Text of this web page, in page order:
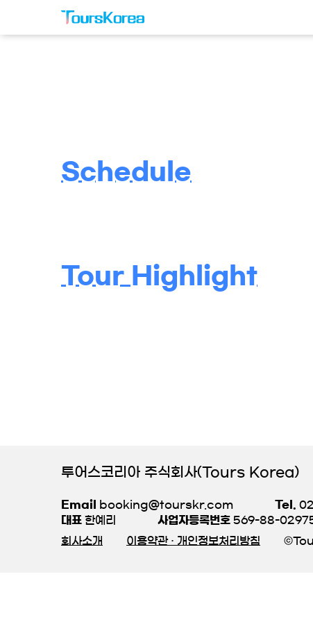
Schedule
Tour Highlight
투어스코리아 주식회사(Tours Korea)
Email booking@tourskr.com Tel.
대표 한예리 사업자등록번호 569-88-
회사소개
이용약관 · 개인정보처리방침